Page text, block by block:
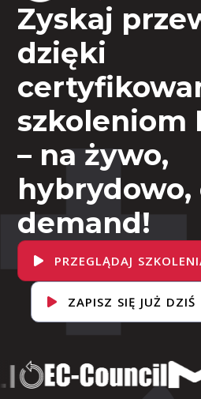
Zyskaj
dzięki
szkoleniom
– na żywo,
hybrydowo,
demand!
PRZEGLĄDAJ
ZAPISZ SIĘ JUŻ DZIŚ